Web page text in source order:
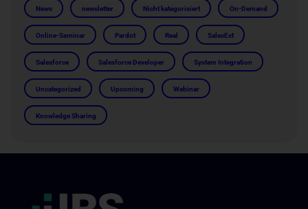
News newsletter Nicht kategorisiert On-Demand
Online-Seminar Pardot Real SalesExt
Salesforce Salesforce Developer System Integration
Uncategorized Upcoming Webinar
Knowledge Sharing